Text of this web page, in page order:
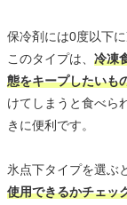
保冷剤には0度以下
このタイプは、 冷凍
態をキープしたいも
けてしまうと食べら
きに便利です。
氷点下タイプを選ぶ
使用できるかチェッ